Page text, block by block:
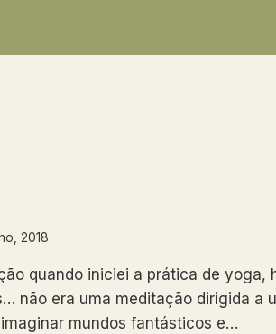
2018
quando iniciei a prática de
não era uma meditação dirigida a
mundos fantásticos e…